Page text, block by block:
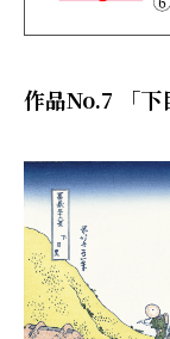
作品No.7 「下